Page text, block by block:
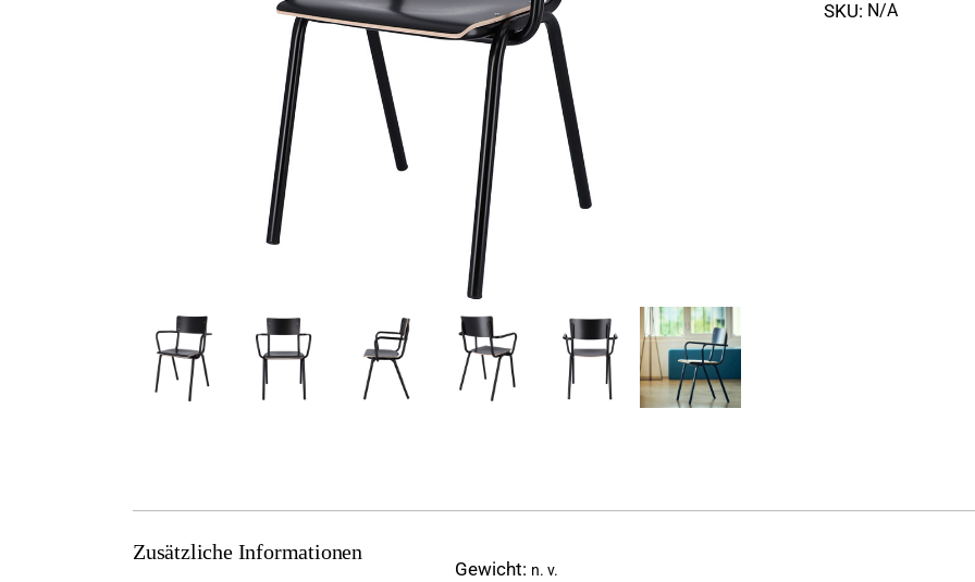
SKU: N/A
Zusätzliche Informationen
Gewicht n. v.